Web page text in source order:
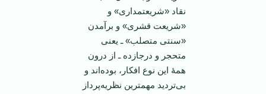
نقاد «شریعتمداری» و
«شریعت قشری» و برآمدن
«سنتی متصلب» ـ یعنی
متحجر و درجازده ـ از درون
همۀ این نوع افکار، بوده‌اند و
بی‌تردید مهمترین نظریه‌پرداز